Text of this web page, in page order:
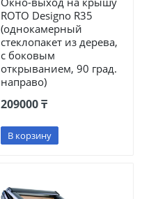
ROTO Designo R35
(однокамерный
стеклопакет из дерева,
с боковым
открыванием, 90 град.
направо)
209000 ₸
В корзину